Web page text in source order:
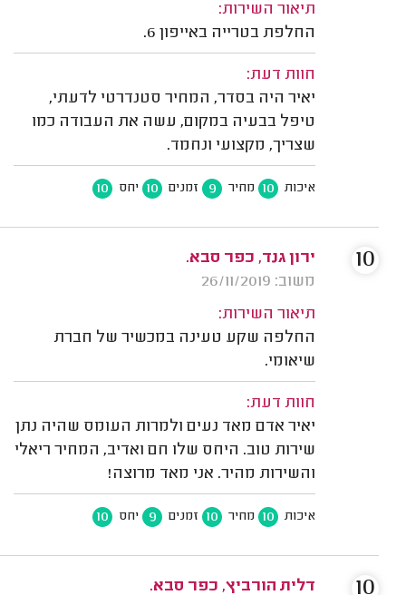
תיאור השירות:
החלפת בטרייה באייפון 6.
חוות דעת:
יאיר היה בסדר, המחיר סטנדרטי לדעתי,
טיפל בבעיה במקום, עשה את העבודה כמו
שצריך, מקצועי ונחמד.
איכות 10 מחיר 9 זמנים 10 יחס 10
ירון גנד, כפר סבא.
משוב: 26/11/2019
תיאור השירות:
החלפה שקע טעינה במכשיר של חברת
שיאומי.
חוות דעת:
יאיר אדם מאד נעים ולמרות העומס שהיה נתן
שירות טוב. היחס שלו חם ואדיב, המחיר ריאלי
והשירות מהיר. אני מאד מרוצה!
איכות 10 מחיר 10 זמנים 9 יחס 10
10
דלית הורביץ, כפר סבא. 10